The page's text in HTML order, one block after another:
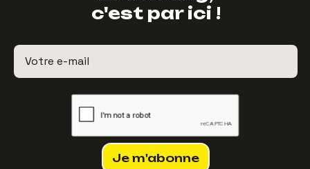
c'est par ici !